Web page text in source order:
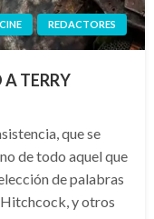
REDACTORES
TERRY
que se
de todo aquel que
de palabras
Hitchcock, y otros